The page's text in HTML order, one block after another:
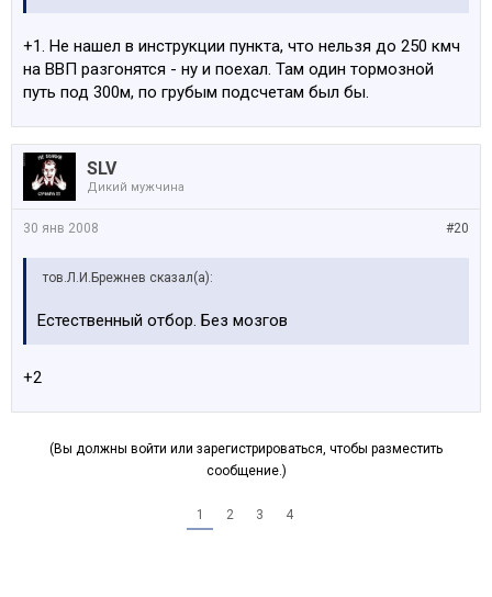
+1. Не нашел в инструкции пункта, что нельзя до 250 кмч
на ВВП разгонятся - ну и поехал. Там один тормозной
путь под 300м, по грубым подсчетам был бы.
SLV
Дикий мужчина
#20
30 янв 2008
тов.Л.И.Брежнев сказал(а):
Естественный отбор. Без мозгов
+2
(Вы должны войти или зарегистрироваться, чтобы разместить
сообщение.)
1 2 3 4